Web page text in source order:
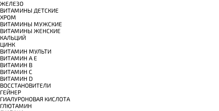
ЖЕЛЕЗО
ВИТАМИНЫ ДЕТСКИЕ
ХРОМ
ВИТАМИНЫ МУЖСКИЕ
ВИТАМИНЫ ЖЕНСКИЕ
КАЛЬЦИЙ
ЦИНК
ВИТАМИН МУЛЬТИ
ВИТАМИН A E
ВИТАМИН B
ВИТАМИН C
ВИТАМИН D
ВОССТАНОВИТЕЛИ
ГЕЙНЕР
ГИАЛУРОНОВАЯ КИСЛОТА
ГЛЮТАМИН